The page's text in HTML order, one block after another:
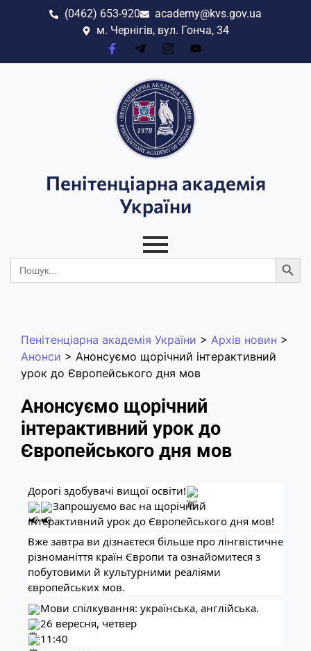
(0462) 653-920
academy@kvs.gov.ua
м. Чернігів, вул. Гонча, 34
Пенітенціарна академія
України
Search
for:
Пенітенціарна академія України > Архів новин >
Анонси > Анонсуємо щорічний інтерактивний
урок до Європейського дня мов
Анонсуємо щорічний
інтерактивний урок до
Європейського дня мов
Дорогі здобувачі вищої освіти!
Запрошуємо вас на щорічний
інтерактивний урок до Європейського дня мов!
Вже завтра ви дізнаєтеся більше про лінгвістичне
різноманіття країн Європи та ознайомитеся з
побутовими й культурними реаліями
європейських мов.
Мови спілкування: українська, англійська.
26 вересня, четвер
11:40